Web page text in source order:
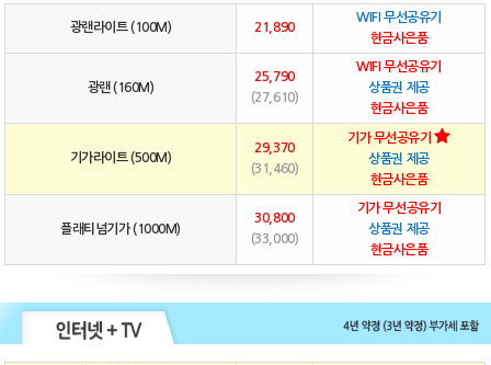
광랜라이트 (100M) 21,890
WIFI 무선공유기
현금사은품
광랜 (160M)
25,790
(27,610)
WIFI 무선공유기
상품권 제공
현금사은품
기가라이트 (500M)
29,370
(31,460)
기가 무선공유기
상품권 제공
현금사은품
플래티넘기가 (1000M)
30,800
(33,000)
기가 무선공유기
상품권 제공
현금사은품